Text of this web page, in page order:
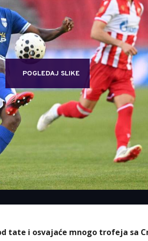
POGLEDAJ SLIKE
tate i osvajaće mnogo trofeja sa